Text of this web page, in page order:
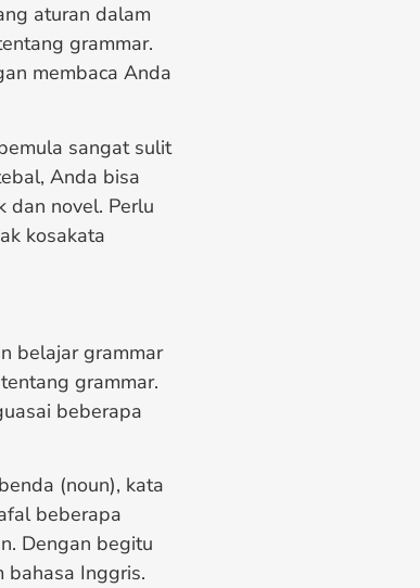
aturan dalam
grammar.
membaca Anda
sangat sulit
Anda bisa
dan novel. Perlu
kosakata
belajar grammar
grammar.
beberapa
(noun), kata
beberapa
Dengan begitu
bahasa Inggris.